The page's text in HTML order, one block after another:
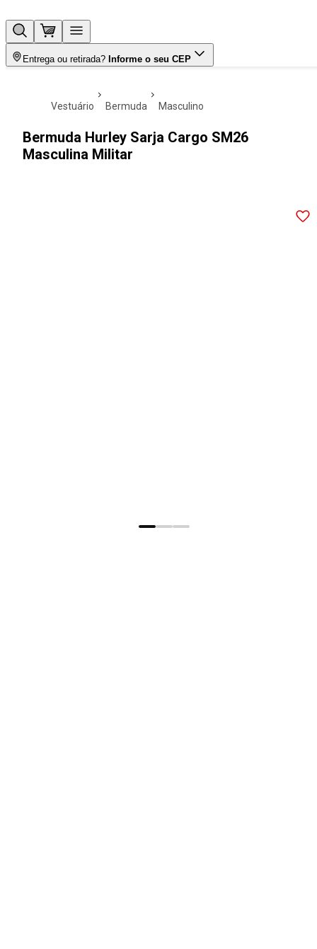
Entrega ou retirada? Informe o seu CEP
vestuário bermuda masculino
Bermuda Hurley Sarja Cargo SM26
Masculina Militar